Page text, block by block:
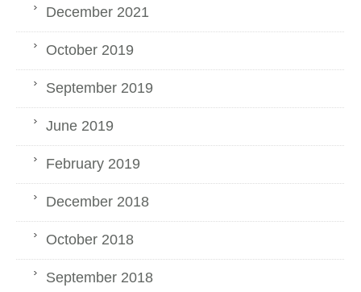
December 2021
October 2019
September 2019
June 2019
February 2019
December 2018
October 2018
September 2018